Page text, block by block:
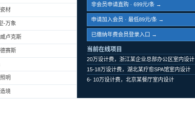
材
-万象
卢克斯
赛斯
明
境
非会员申请直购 · 699元/条 →
申请加入会员 · 最低89元/条 →
已缴纳年费会员登录入口 →
当前在线项目
20万设计费，浙江某企业总部办公区室内设计
15-18万设计费，湖北某疗愈SPA馆室内设计
6- 10万设计费，北京某餐厅室内设计